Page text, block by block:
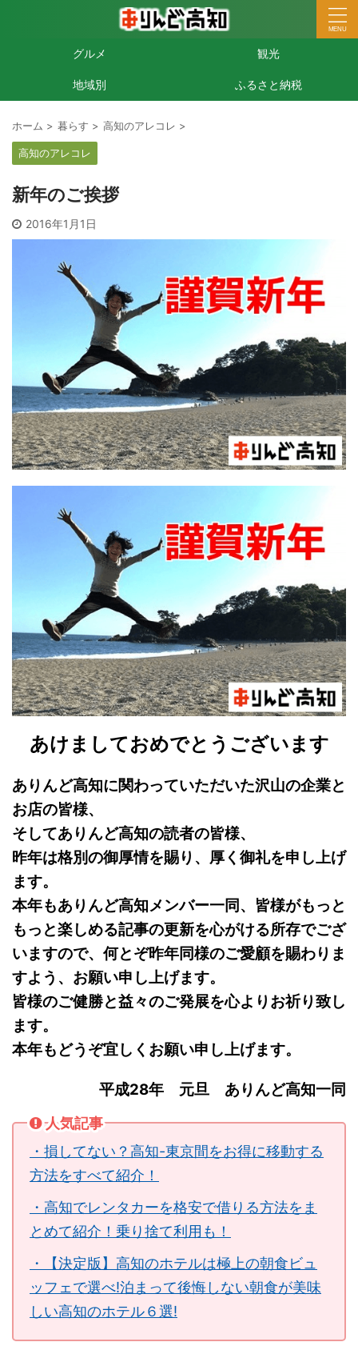
グルメ 観光
地域別 ふるさと納税
ホーム > 暮らす > 高知のアレコレ >
高知のアレコレ
新年のご挨拶
2016年1月1日
あけましておめでとうございます
ありんど高知に関わっていただいた沢山の企業と
お店の皆様、
そしてありんど高知の読者の皆様、
昨年は格別の御厚情を賜り、厚く御礼を申し上げ
ます。
本年もありんど高知メンバー一同、皆様がもっと
もっと楽しめる記事の更新を心がける所存でござ
いますので、何とぞ昨年同様のご愛顧を賜わりま
すよう、お願い申し上げます。
皆様のご健勝と益々のご発展を心よりお祈り致し
ます。
本年もどうぞ宜しくお願い申し上げます。
平成28年 元旦 ありんど高知一同
人気記事
・損してない？高知-東京間をお得に移動する
方法をすべて紹介！
・高知でレンタカーを格安で借りる方法をま
とめて紹介！乗り捨て利用も！
・【決定版】高知のホテルは極上の朝食ビュ
ッフェで選べ!泊まって後悔しない朝食が美味
しい高知のホテル６選!